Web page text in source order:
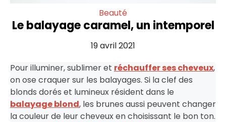
Beauté
Le balayage caramel, un intemporel
19 avril 2021
Pour illuminer, sublimer et réchauffer ses cheveux,
on ose craquer sur les balayages. Si la clef des
blonds dorés et lumineux résident dans le
balayage blond, les brunes aussi peuvent changer
la couleur de leur cheveux en choisissant le bon ton.